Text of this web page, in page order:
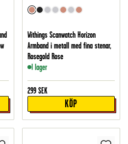
Withings Scanwatch Horizon
Armband i metall med fina stenar,
Rosegold Rose
I lager
299 SEK
KÖP